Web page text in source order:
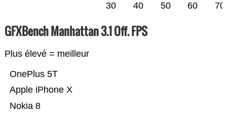
30 40 50 60 70
GFXBench Manhattan 3.1 Off. FPS
Plus élevé = meilleur
Nokia 8
Apple iPhone X
OnePlus 5T